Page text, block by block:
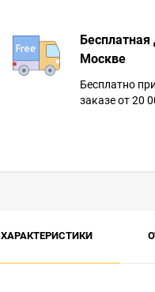
Бесплатная
Москве
Бесплатно
заказе от 20
ХАРАКТЕРИСТИКИ